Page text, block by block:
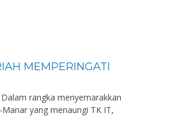
MEMPERINGATI
rangka menyemarakkan
yang menaungi TK IT,